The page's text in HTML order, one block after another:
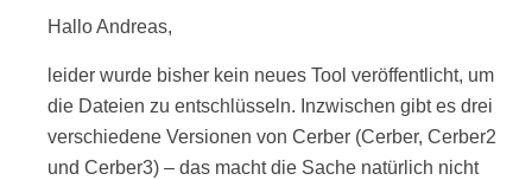
Hallo Andreas,
leider wurde bisher kein neues Tool veröffentlicht, um
die Dateien zu entschlüsseln. Inzwischen gibt es drei
verschiedene Versionen von Cerber (Cerber, Cerber2
und Cerber3) – das macht die Sache natürlich nicht